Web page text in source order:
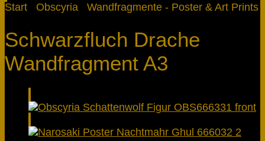
Start Obscyria Wandfragmente - Poster & Art Prints
Schwarzfluch Drache
Wandfragment A3